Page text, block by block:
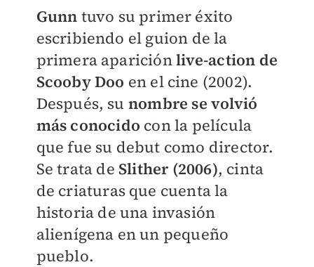
Gunn tuvo su primer éxito
escribiendo el guion de la
primera apariciónlive-action de
Scooby Doo en el cine (2002).
Después, su nombre se volvió
más conocido con la película
que fue su debut como director.
Se trata de Slither (2006), cinta
de criaturas que cuenta la
historia de una invasión
alienígena en un pequeño
pueblo.